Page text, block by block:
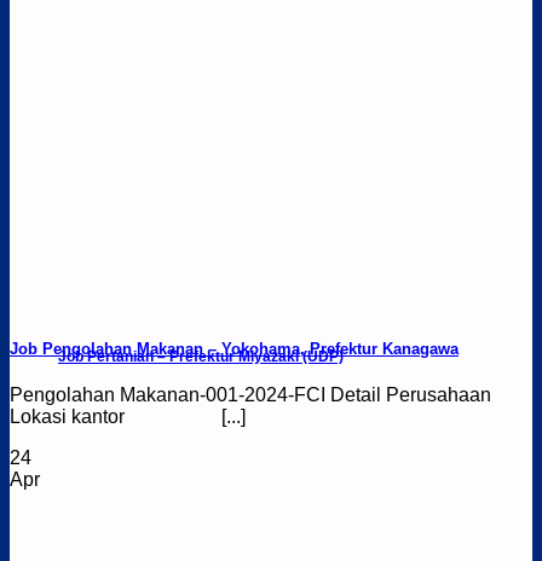
Job Pertanian – Prefektur Miyazaki (UDP)
Job Pengolahan Makanan – Yokohama, Prefektur Kanagawa
Pengolahan Makanan-001-2024-FCI Detail Perusahaan
Lokasi kantor [...]
24
Apr